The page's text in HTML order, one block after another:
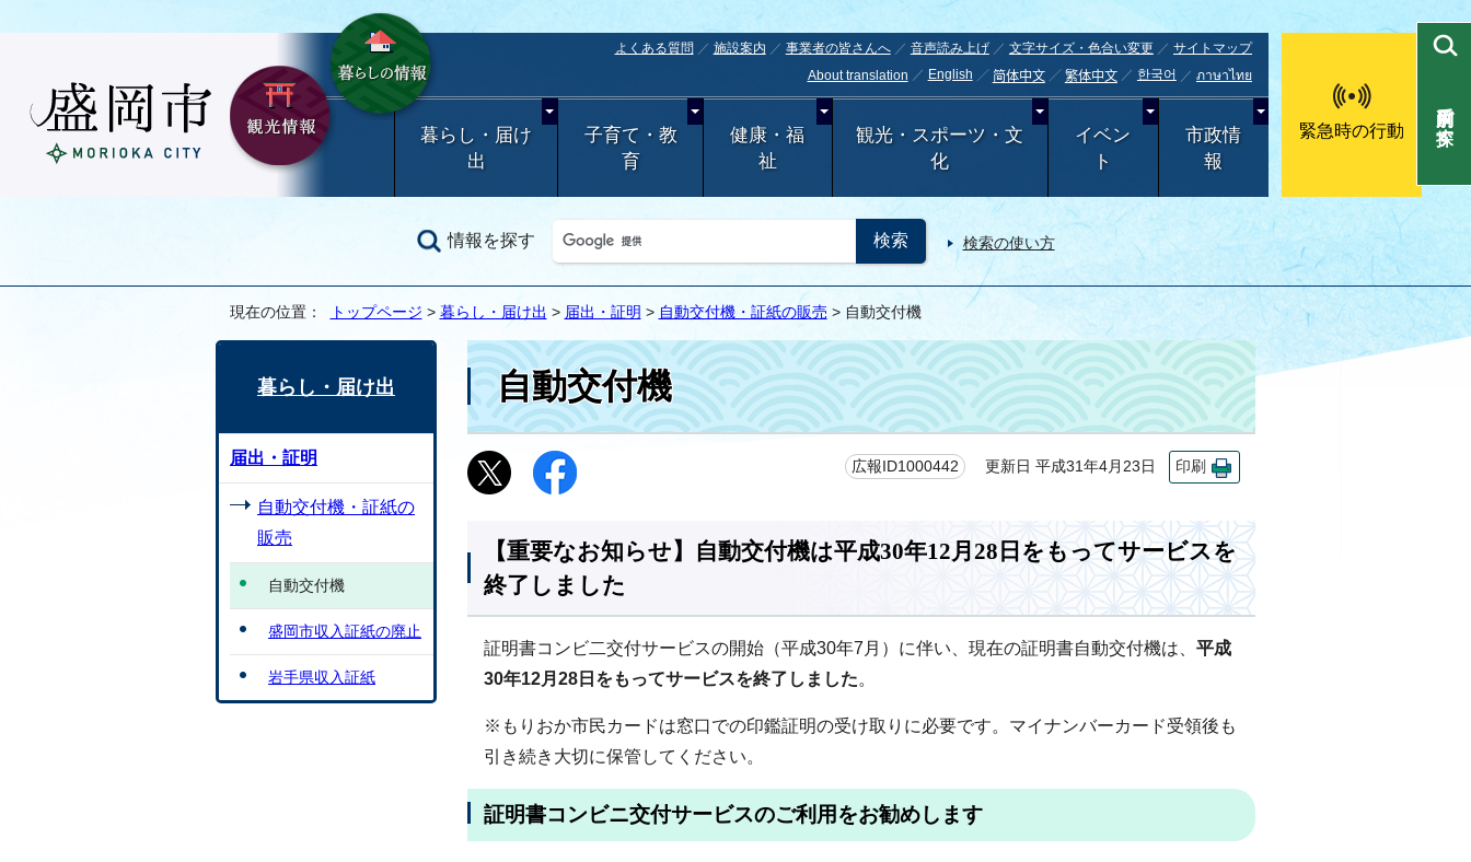
よくある質問 施設案内 事業者の皆さんへ 音声読み上げ 文字サイズ・色合い変更
サイトマップ
About translation
English 简体中文 繁体中文 한국어 ภาษาไทย
暮らし・届け
出
子育て・教
育
健康・福
祉
観光・スポーツ・文
化
イベン
ト
市政情
報
緊急時の行動
情報を探す 検索の使い方
目的別で探す
現在の位置： トップページ > 暮らし・届け出 > 届出・証明 > 自動交付機・証紙の販売 > 自動交付機
自動交付機
広報ID1000442 更新日 平成31年4月23日 印刷
【重要なお知らせ】自動交付機は平成30年12月28日をもってサービスを
終了しました
証明書コンビ二交付サービスの開始（平成30年7月）に伴い、現在の証明書自動交付機は、 平成
30年12月28日をもってサービスを終了しました。
※もりおか市民カードは窓口での印鑑証明の受け取りに必要です。マイナンバーカード受領後も
引き続き大切に保管してください。
証明書コンビニ交付サービスのご利用をお勧めします
暮らし・届け出
届出・証明
自動交付機・証紙の
販売
自動交付機
盛岡市収入証紙の廃止
岩手県収入証紙